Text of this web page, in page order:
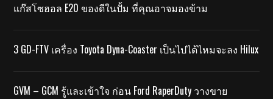
แก๊สโซฮอล E20 ของดีในปั้ม ที่คุณอาจมองข้าม
3 GD-FTV เครื่อง Toyota Dyna-Coaster เป็นไปได้ไหมจะลง Hilux
GVM – GCM รู้และเข้าใจ ก่อน Ford RaperDuty วางขาย